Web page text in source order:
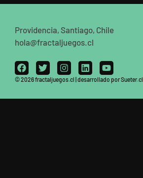
Providencia, Santiago, Chile
hola@fractaljuegos.cl
© 2026 fractaljuegos.cl | desarrollado por Sueter.cl